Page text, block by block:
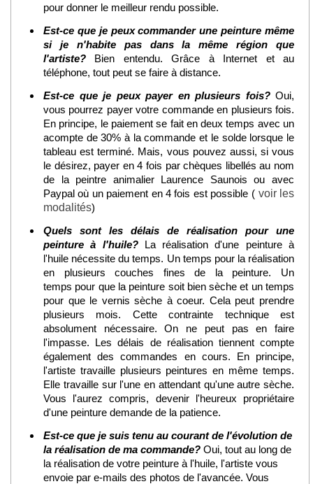
pour donner le meilleur rendu possible.
Est-ce que je peux commander une peinture même
si je n'habite pas dans la même région que
l'artiste? Bien entendu. Grâce à Internet et au
téléphone, tout peut se faire à distance.
Est-ce que je peux payer en plusieurs fois?Oui,
vous pourrez payer votre commande en plusieurs fois.
En principe, le paiement se fait en deux temps avec un
acompte de 30% à la commande et le solde lorsque le
tableau est terminé. Mais, vous pouvez aussi, si vous
le désirez, payer en 4 fois par chèques libellés au nom
de la peintre animalier Laurence Saunois ou avec
Paypal où un paiement en 4 fois est possible ( voir les
modalités)
Quels sont les délais de réalisation pour une
peinture à l'huile?La réalisation d'une peinture à
l'huile nécessite du temps. Un temps pour la réalisation
en plusieurs couches fines de la peinture. Un
temps pour que la peinture soit bien sèche et un temps
pour que le vernis sèche à coeur. Cela peut prendre
plusieurs mois. Cette contrainte technique est
absolument nécessaire. On ne peut pas en faire
l'impasse. Les délais de réalisation tiennent compte
également des commandes en cours. En principe,
l'artiste travaille plusieurs peintures en même temps.
Elle travaille sur l'une en attendant qu'une autre sèche.
Vous l'aurez compris, devenir l'heureux propriétaire
d'une peinture demande de la patience.
Est-ce que je suis tenu au courant de l'évolution de
la réalisation de ma commande? Oui, tout au long de
la réalisation de votre peinture à l'huile, l'artiste vous
envoie par e-mails des photos de l'avancée. Vous